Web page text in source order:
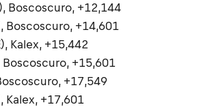
Boscoscuro, +12,144
Boscoscuro, +14,601
Kalex, +15,442
Boscoscuro, +15,601
+17,549
Kalex, +17,601